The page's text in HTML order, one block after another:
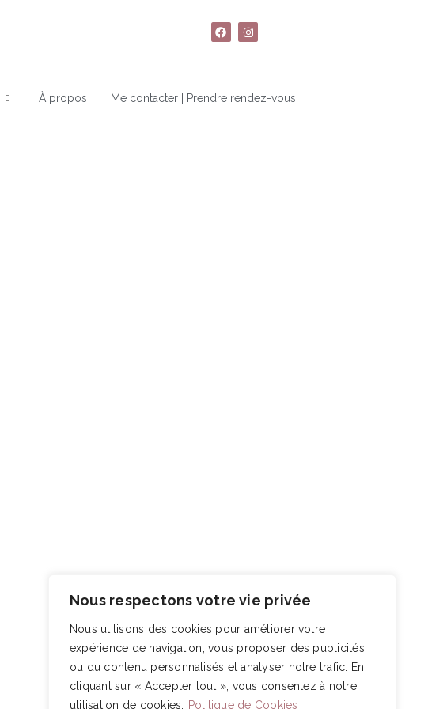
Nous respectons votre vie privée
Nous utilisons des cookies pour améliorer votre
expérience de navigation, vous proposer des publicités
ou du contenu personnalisés et analyser notre trafic. En
cliquant sur « Accepter tout », vous consentez à notre
utilisation de cookies.
Politique de Cookies
À propos Me contacter | Prendre rendez-vous